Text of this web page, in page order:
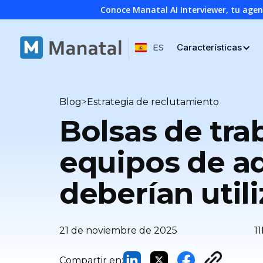
Conoce Manatal AI Interviewer, tu
ES Características
Blog>Estrategia de reclutamiento
Bolsas de
equipos de
deberían
21 de noviembre de 2025 11
Compartir en: